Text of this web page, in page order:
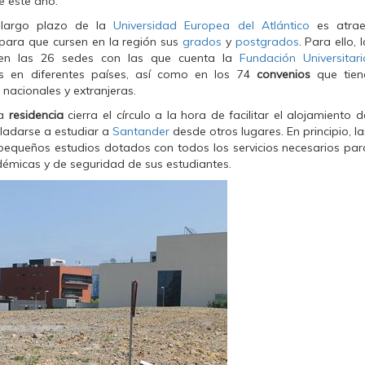
largo plazo de laUniversidad Europea del Atlántico es
que cursen en la región sus grados y postgrados. Para ello,
las 26 sedes con las que cuenta la Fundación
en diferentes países, así como en los 74 conveniosque
y extranjeras.
residenciacierra el círculo a la hora de facilitar el alojamiento
a estudiar a Santander desde otros lugares. En principio,
estudios dotados con todos los servicios necesarios
y de seguridad de sus estudiantes.